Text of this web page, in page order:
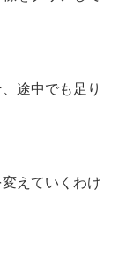
途中でも足り
えていくわけ